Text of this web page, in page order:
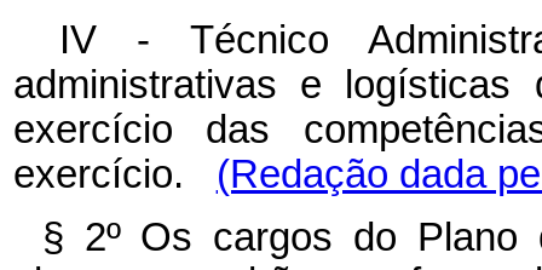
IV - Técnico
administrativas e
exercício das
exercício.
(Redação dada
§ 2º Os cargos do Plano